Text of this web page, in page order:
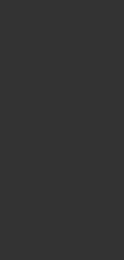
BILLIE